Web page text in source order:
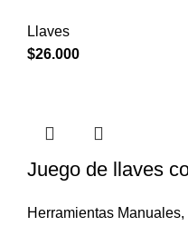
Llaves
$26.000
Juego de llaves
Herramientas Manuales,